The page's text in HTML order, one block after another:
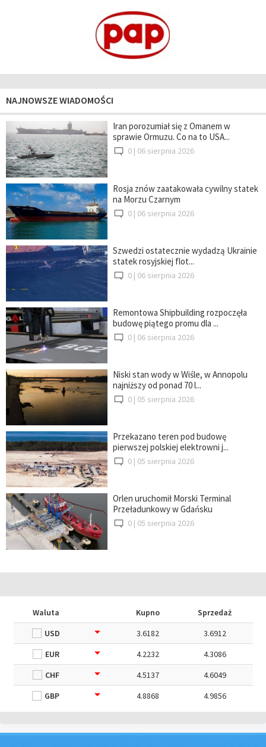
NAJNOWSZE WIADOMOŚCI
Iran porozumiał się z Omanem w
sprawie Ormuzu. Co na to USA...
0 | 06 sierpnia 2026
Rosja znów zaatakowała cywilny statek
na Morzu Czarnym
0 | 06 sierpnia 2026
Szwedzi ostatecznie wydadzą Ukrainie
statek rosyjskiej flot...
0 | 06 sierpnia 2026
Remontowa Shipbuilding rozpoczęła
budowę piątego promu dla ...
0 | 06 sierpnia 2026
Niski stan wody w Wiśle, w Annopolu
najniższy od ponad 70 l...
0 | 05 sierpnia 2026
Przekazano teren pod budowę
pierwszej polskiej elektrowni j...
0 | 05 sierpnia 2026
Orlen uruchomił Morski Terminal
Przeładunkowy w Gdańsku
0 | 05 sierpnia 2026
Waluta Kupno
Sprzedaż
USD
3.6182
3.6912
EUR
4.2232
4.3086
CHF
4.5137
4.6049
GBP
4.8868 4.9856